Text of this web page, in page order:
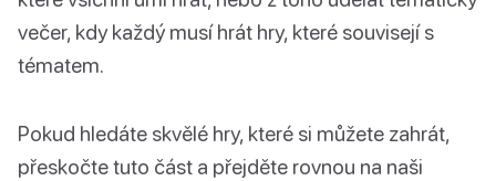
večer, kdy každý musí hrát hry, které souvisejí s
tématem.
Pokud hledáte skvělé hry, které si můžete zahrát,
přeskočte tuto část a přejděte rovnou na naši